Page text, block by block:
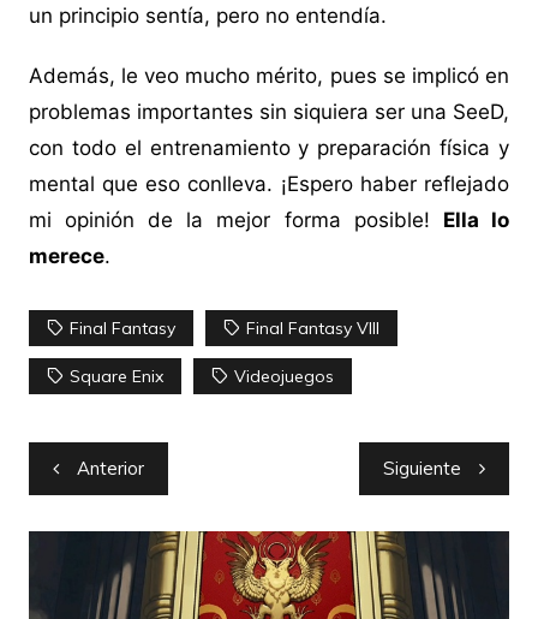
un principio sentía, pero no entendía.
Además, le veo mucho mérito, pues se implicó en
problemas importantes sin siquiera ser una SeeD,
con todo el entrenamiento y preparación física y
mental que eso conlleva. ¡Espero haber reflejado
mi opinión de la mejor forma posible! Ella lo
merece.
Final Fantasy Final Fantasy VIII
Square Enix Videojuegos
Navegación
de
entradas
Anterior Siguiente